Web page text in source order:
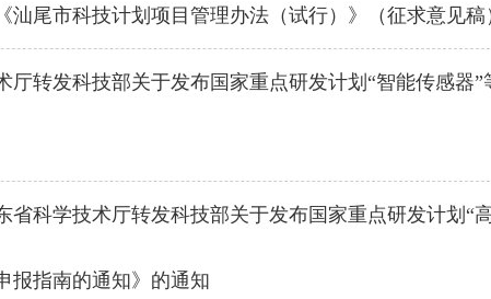
汕尾市科技计划项目管理办法（试行）》（征求意见
厅转发科技部关于发布国家重点研发计划“智能传感器
省科学技术厅转发科技部关于发布国家重点研发计划“
报指南的通知》的通知